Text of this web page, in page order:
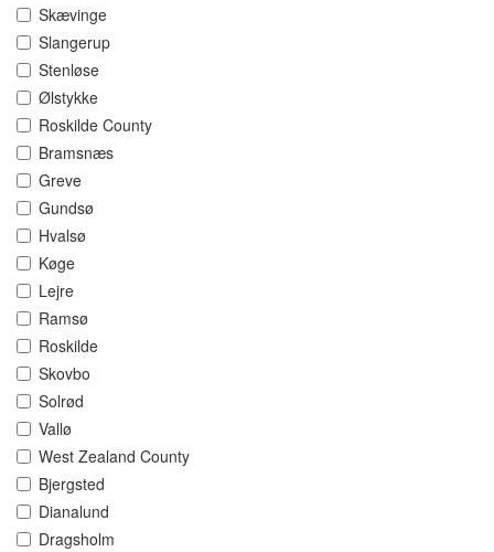
Skævinge
Slangerup
Stenløse
Ølstykke
Roskilde County
Bramsnæs
Greve
Gundsø
Hvalsø
Køge
Lejre
Ramsø
Roskilde
Skovbo
Solrød
Vallø
West Zealand County
Bjergsted
Dianalund
Dragsholm